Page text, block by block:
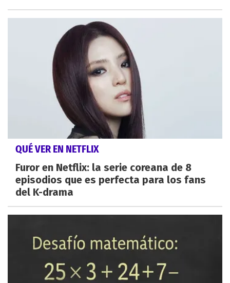
QUÉ VER EN NETFLIX
Furor en Netflix: la serie coreana de 8
episodios que es perfecta para los fans
del K-drama